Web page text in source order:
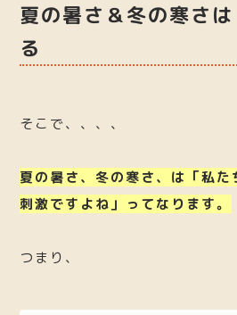
夏の暑さ＆冬の寒さ
る
そこで、、、、
夏の暑さ、冬の寒さ、は「私た
刺激ですよね」ってなります。
つまり、